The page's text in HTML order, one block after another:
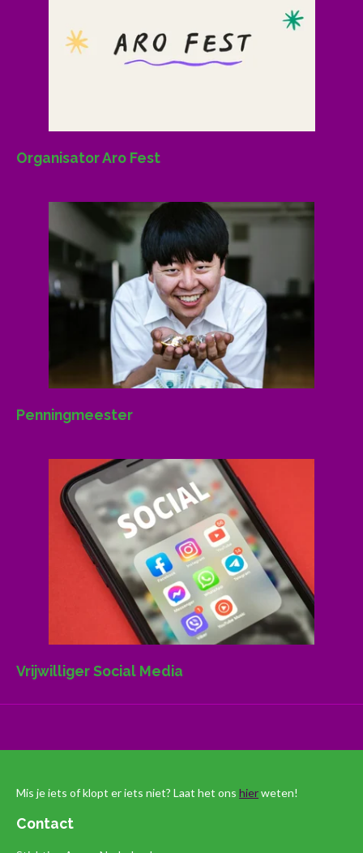
Organisator Aro Fest
Penningmeester
Vrijwilliger Social Media
Mis je iets of klopt er iets niet? Laat het ons hierweten!
Contact